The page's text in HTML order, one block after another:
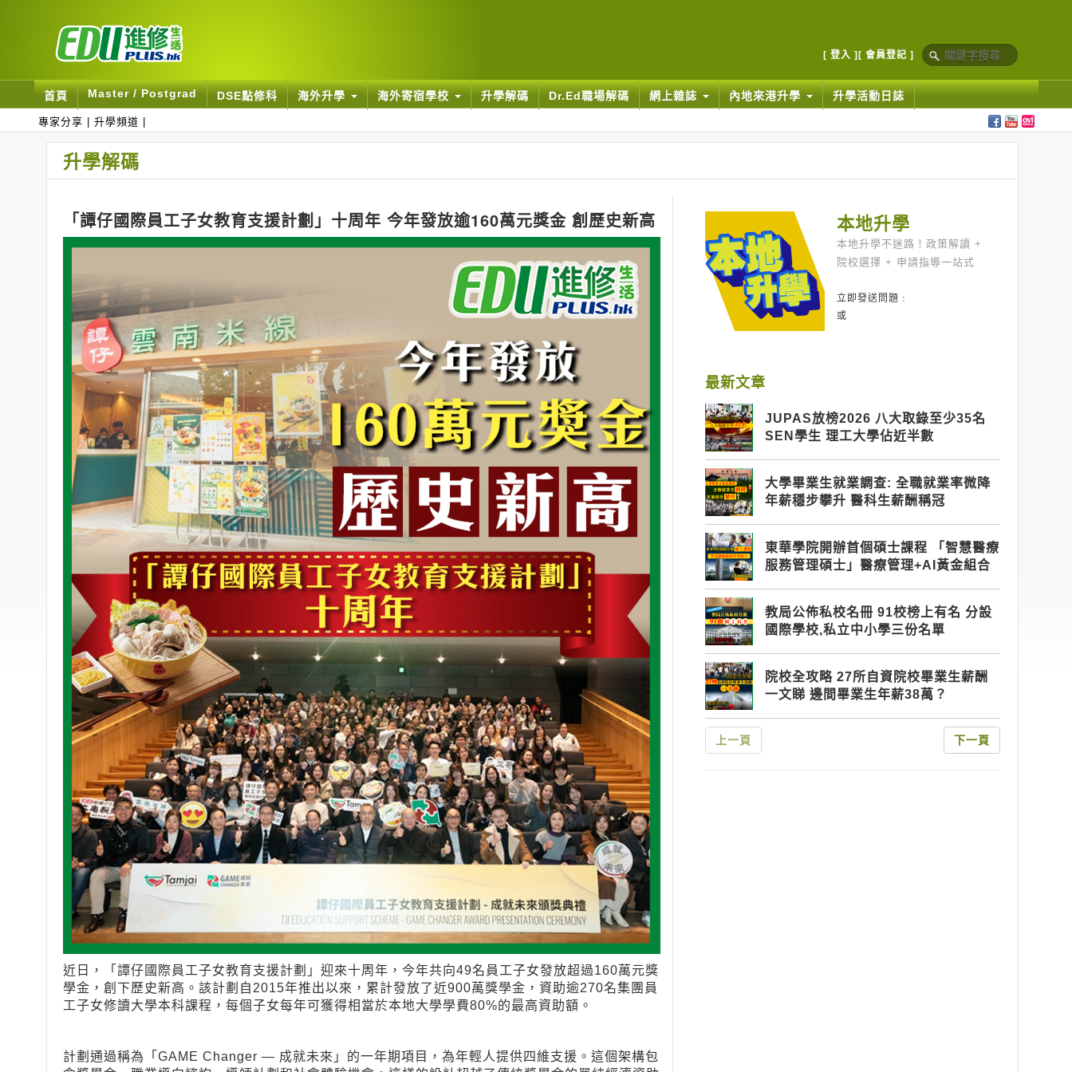
[ 登入 ] [ 會員登記 ]
首頁 Master / Postgrad DSE點修科 海外升學 海外寄宿學校 升學解碼 Dr.Ed職場解碼 網上雜誌 內地來港升學 升學活動日誌
專家分享 升學頻道
升學解碼
「譚仔國際員工子女教育支援計劃」十周年 今年發放逾160萬元獎金 創歷史新高
近日，「譚仔國際員工子女教育支援計劃」迎來十周年，今年共向49名員工子女發放超過160萬元獎
學金，創下歷史新高。該計劃自2015年推出以來，累計發放了近900萬獎學金，資助逾270名集團員
工子女修讀大學本科課程，每個子女每年可獲得相當於本地大學學費80%的最高資助額。
計劃通過稱為「GAME Changer — 成就未來」的一年期項目，為年輕人提供四維支援。這個架構包
本地升學
本地升學不迷路！政策解讀 +
院校選擇 + 申請指導一站式
立即發送問題﹕
或
最新文章
JUPAS放榜2026 八大取錄至少35名
SEN學生 理工大學佔近半數
大學畢業生就業調查: 全職就業率微降
年薪穩步攀升 醫科生薪酬稱冠
東華學院開辦首個碩士課程 「智慧醫療
服務管理碩士」醫療管理+AI黃金組合
教局公佈私校名冊 91校榜上有名 分設
國際學校,私立中小學三份名單
院校全攻略 27所自資院校畢業生薪酬
一文睇 邊間畢業生年薪38萬？
上一頁 下一頁